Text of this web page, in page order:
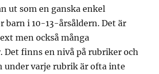
ut som en ganska enkel
barn i 10-13-årsåldern. Det är
men också många
finns en nivå på rubriker och
under varje rubrik är ofta inte